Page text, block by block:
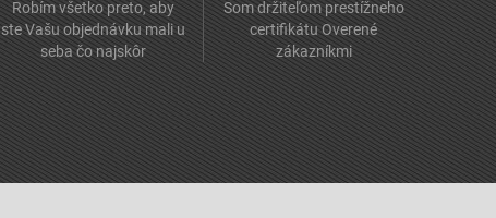
Robím všetko preto, aby
ste Vašu objednávku mali u
seba čo najskôr
Som držiteľom prestížneho
certifikátu Overené
zákazníkmi